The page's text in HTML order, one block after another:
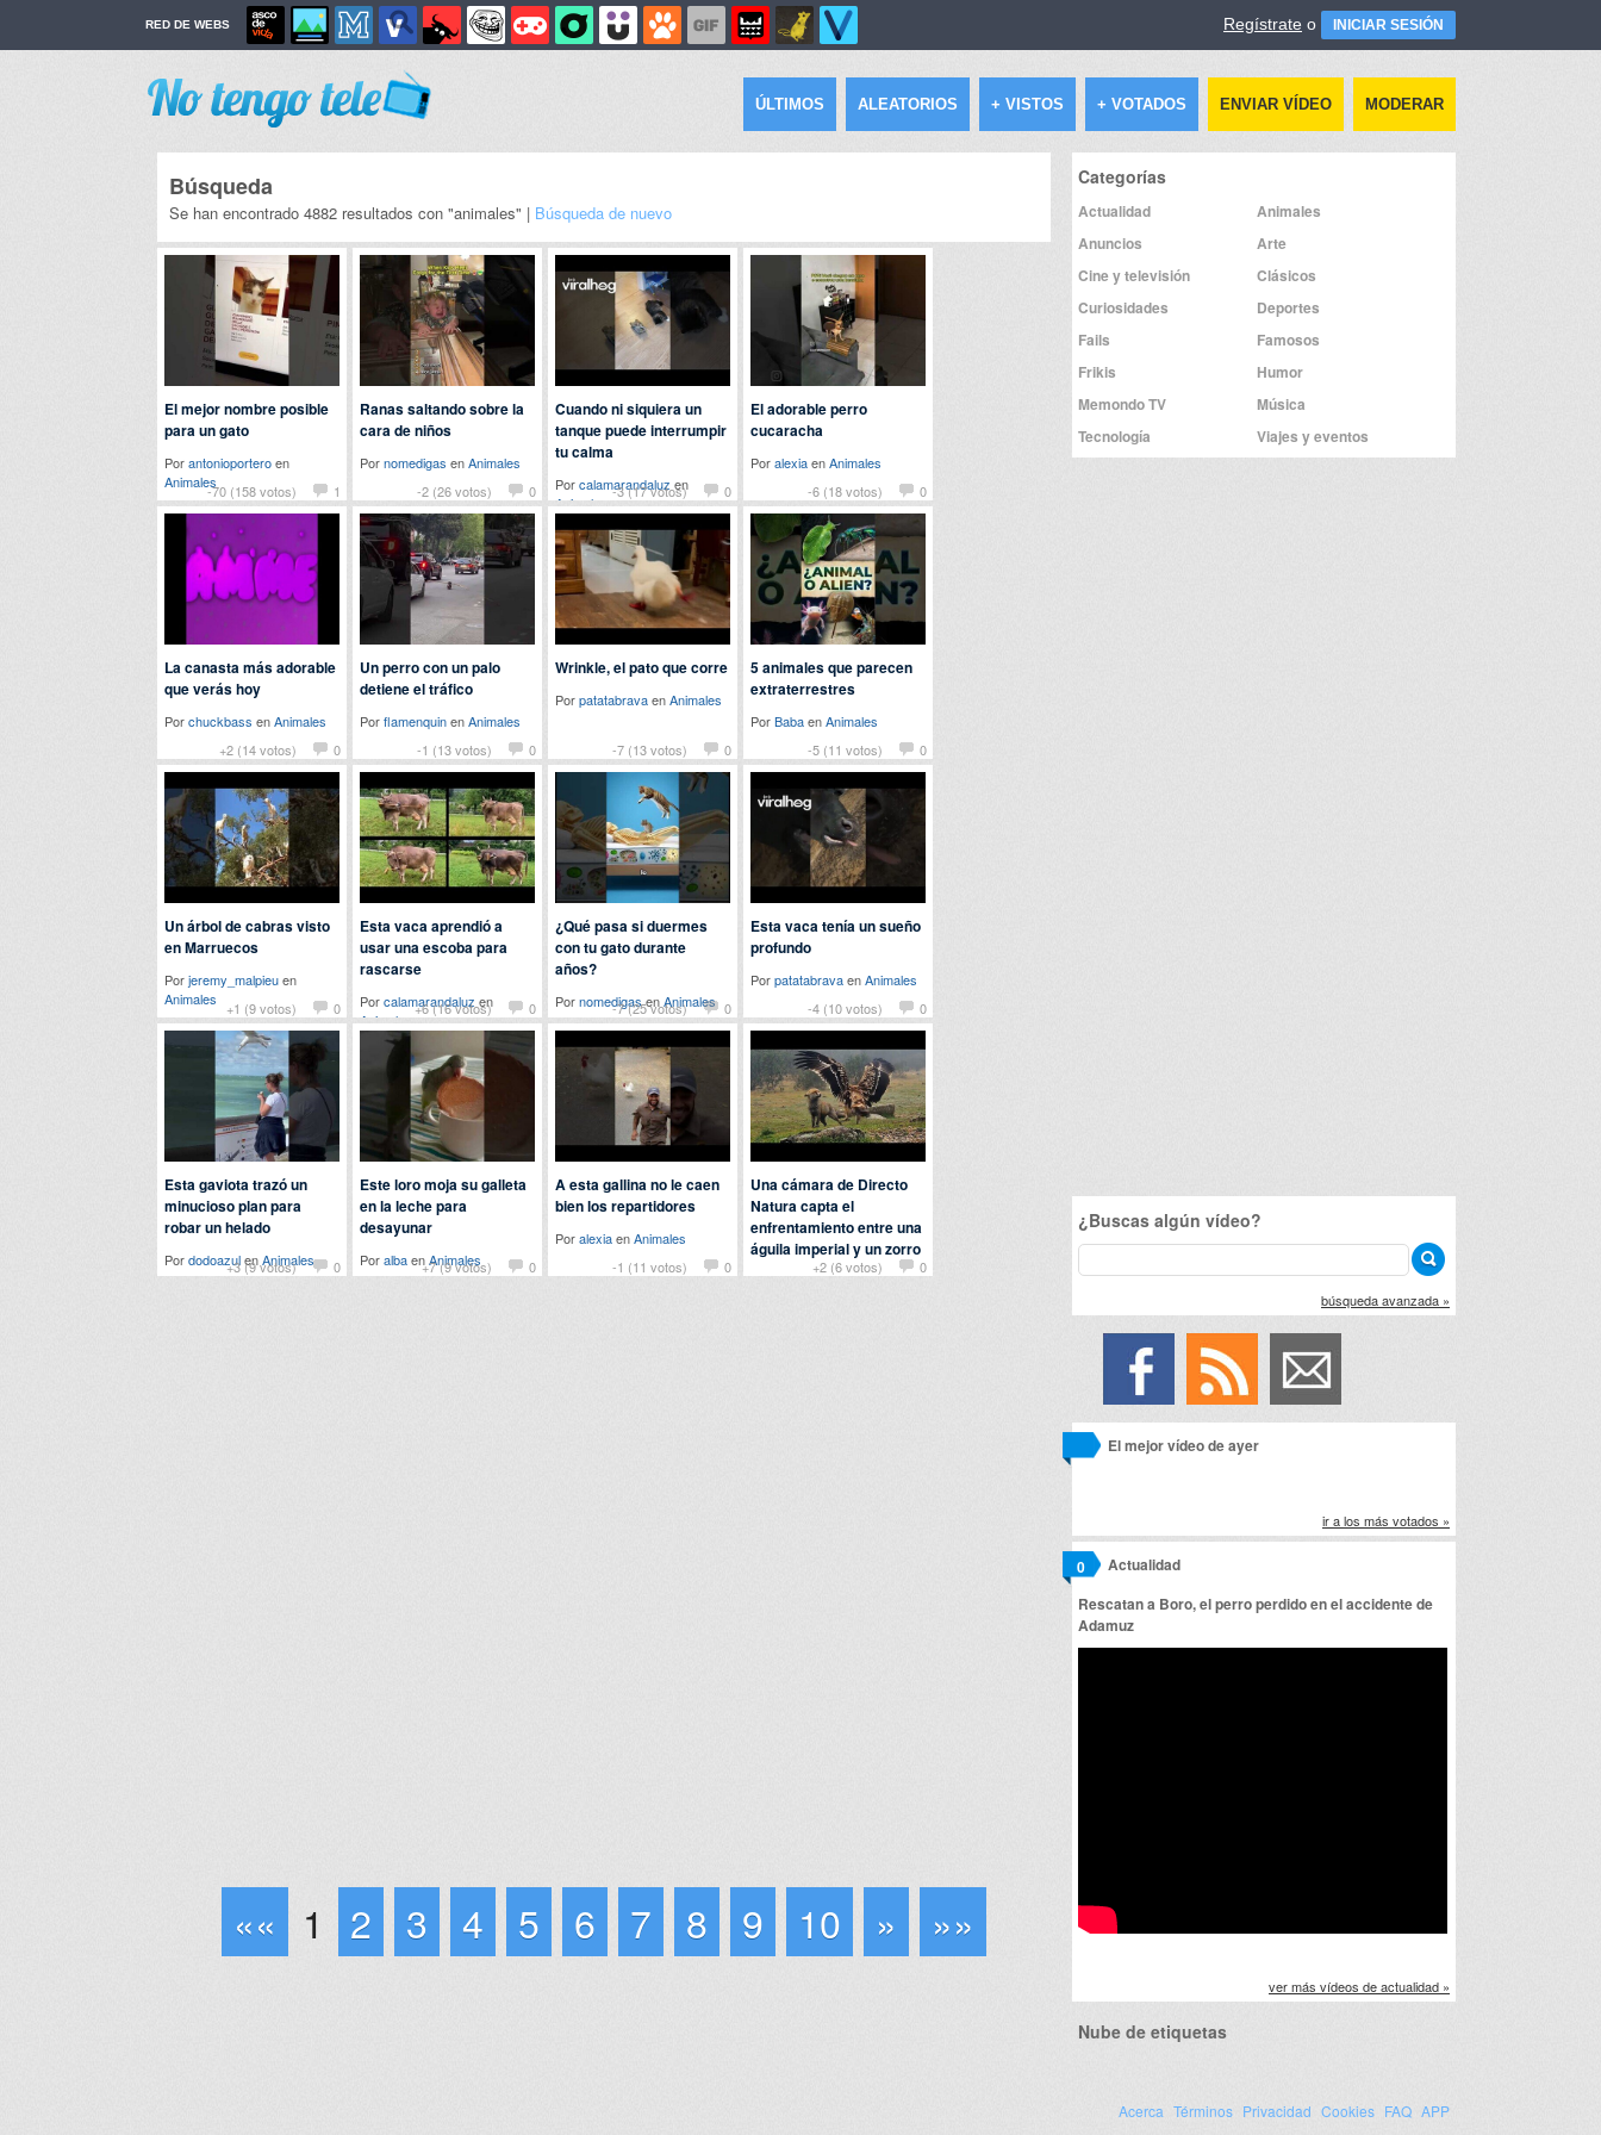
RED DE WEBS Regístrate o INICIAR SESIÓN
ÚLTIMOS ALEATORIOS + VISTOS + VOTADOS ENVIAR VÍDEO MODERAR
Búsqueda
Se han encontrado 4882 resultados con "animales" | Búsqueda de nuevo
-70 (158 votos) 1
El mejor nombre posible
para un gato
Porantonioporteroen
Animales
-2 (26 votos) 0
Ranas saltando sobre la
cara de niños
Pornomedigas enAnimales
-3 (17 votos)
0
Cuando ni siquiera un
tanque puede interrumpir
tu calma
Porcalamarandaluz en
Animales
-6 (18 votos) 0
El adorable perro
cucaracha
PoralexiaenAnimales
+2 (14 votos) 0
La canasta más adorable
que verás hoy
Porchuckbass enAnimales
-1 (13 votos)
0
Un perro con un palo
detiene el tráfico
PorflamenquinenAnimales
-7 (13 votos)
0
Wrinkle, el pato que corre
PorpatatabravaenAnimales
-5 (11 votos) 0
5 animales que parecen
extraterrestres
PorBabaenAnimales
+1 (9 votos) 0
Un árbol de cabras visto
en Marruecos
Porjeremy_malpieuen
Animales
+6 (16 votos) 0
Esta vaca aprendió a
usar una escoba para
rascarse
Porcalamarandaluz en
Animales
-7 (25 votos) 0
¿Qué pasa si duermes
con tu gato durante
años?
PornomedigasenAnimales -4 (10 votos) 0
Esta vaca tenía un sueño
profundo
PorpatatabravaenAnimales
+3 (9 votos) 0
Esta gaviota trazó un
minucioso plan para
robar un helado
PordodoazulenAnimales +7 (9 votos) 0
Este loro moja su galleta
en la leche para
desayunar
PoralbaenAnimales -1 (11 votos) 0
A esta gallina no le caen
bien los repartidores
PoralexiaenAnimales
+2 (6 votos)
0
Una cámara de Directo
Natura capta el
enfrentamiento entre una
águila imperial y un zorro
PorBabaenAnimales
«« 1 2 3 4 5 6 7 8 9 10 » »»
Categorías
Actualidad
Animales
Anuncios
Arte
Cine y televisión
Clásicos
Curiosidades
Deportes
Fails
Famosos
Frikis
Humor
Memondo TV
Música
Tecnología
Viajes y eventos
¿Buscas algún vídeo?
búsqueda avanzada »
El mejor vídeo de ayer
ir a los más votados »
Actualidad
0
Rescatan a Boro, el perro perdido en el accidente de
Adamuz
ver más vídeos de actualidad »
Nube de etiquetas
Acerca Términos Privacidad Cookies FAQ APP